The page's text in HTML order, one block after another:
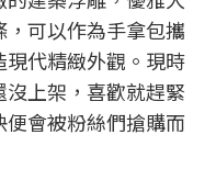
可以作為手拿包攜
代精緻外觀。現時
上架，喜歡就趕緊
會被粉絲們搶購而